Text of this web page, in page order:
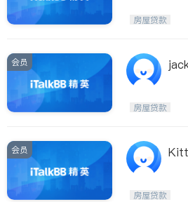
房屋贷款
会员
房屋贷款
会员
房屋贷款